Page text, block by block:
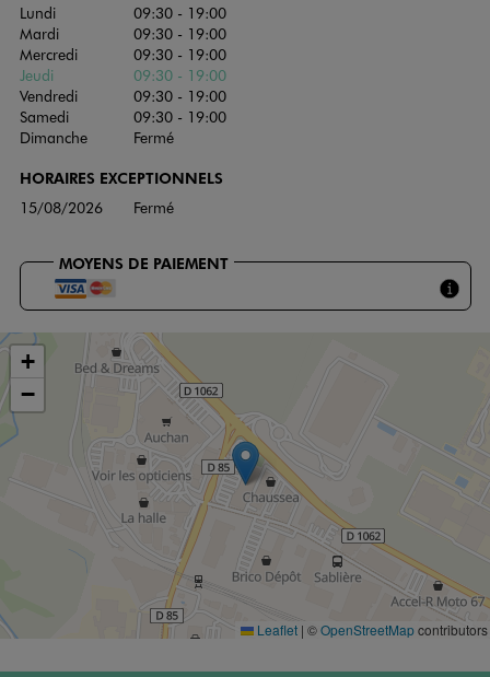
Lundi
09:30 - 19:00
Mardi
09:30 - 19:00
Mercredi
09:30 - 19:00
Jeudi
09:30 - 19:00
Vendredi
09:30 - 19:00
Samedi
09:30 - 19:00
Dimanche
Fermé
HORAIRES EXCEPTIONNELS
15/08/2026 Fermé
MOYENS DE PAIEMENT
+
−
Leaflet | ©OpenStreetMapcontributors